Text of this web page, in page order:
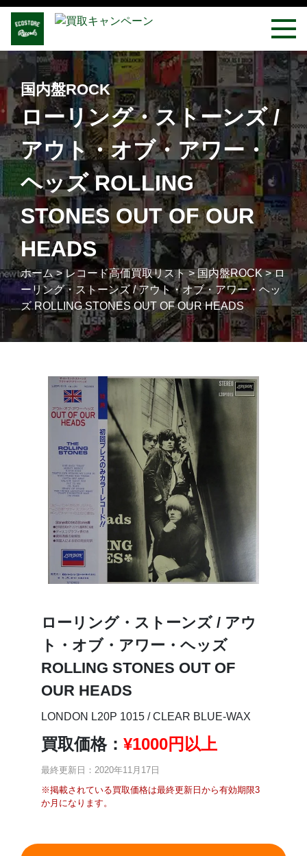
国内盤ROCK
ローリング・ストーンズ /
アウト・オブ・アワー・
ヘッズ ROLLING
STONES OUT OF OUR
HEADS
ホーム>レコード高価買取リスト>国内盤ROCK>ロ
ーリング・ストーンズ / アウト・オブ・アワー・ヘッ
ズ ROLLING STONES OUT OF OUR HEADS
ローリング・ストーンズ / アウ
ト・オブ・アワー・ヘッズ
ROLLING STONES OUT OF
OUR HEADS
LONDON L20P 1015 / CLEAR BLUE-WAX
買取価格： ¥1000円以上
最終更新日：2020年11月17日
※掲載されている買取価格は最終更新日から有効期限3
か月になります。